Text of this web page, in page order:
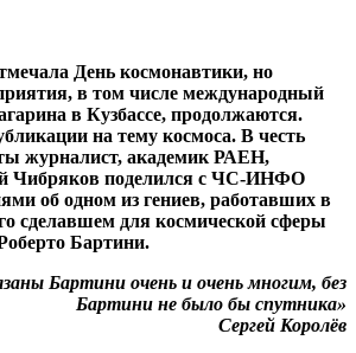
День космонавтики, но
в том числе международный
в Кузбассе, продолжаются.
на тему космоса. В честь
журналист, академик РАЕН,
Чибряков поделился с ЧС-ИНФО
об одном из гениев, работавших в
сделавшем для космической сферы
Бартини.
Бартини очень и очень многим, без
Бартини не было бы спутника»
Сергей Королёв